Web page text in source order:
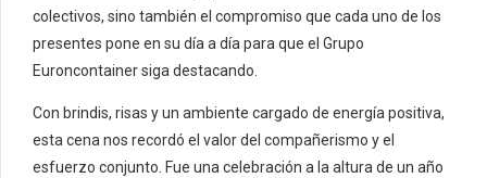
colectivos, sino también el compromiso que cada uno de los
presentes pone en su día a día para que el Grupo
Euroncontainer siga destacando.
Con brindis, risas y un ambiente cargado de energía positiva,
esta cena nos recordó el valor del compañerismo y el
esfuerzo conjunto. Fue una celebración a la altura de un año